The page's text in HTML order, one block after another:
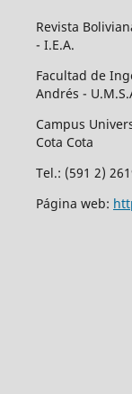
Revista
- I.E.A.
Facultad de
Andrés -
Campus
Cota Cota
Tel.: (591 2)
Página web: